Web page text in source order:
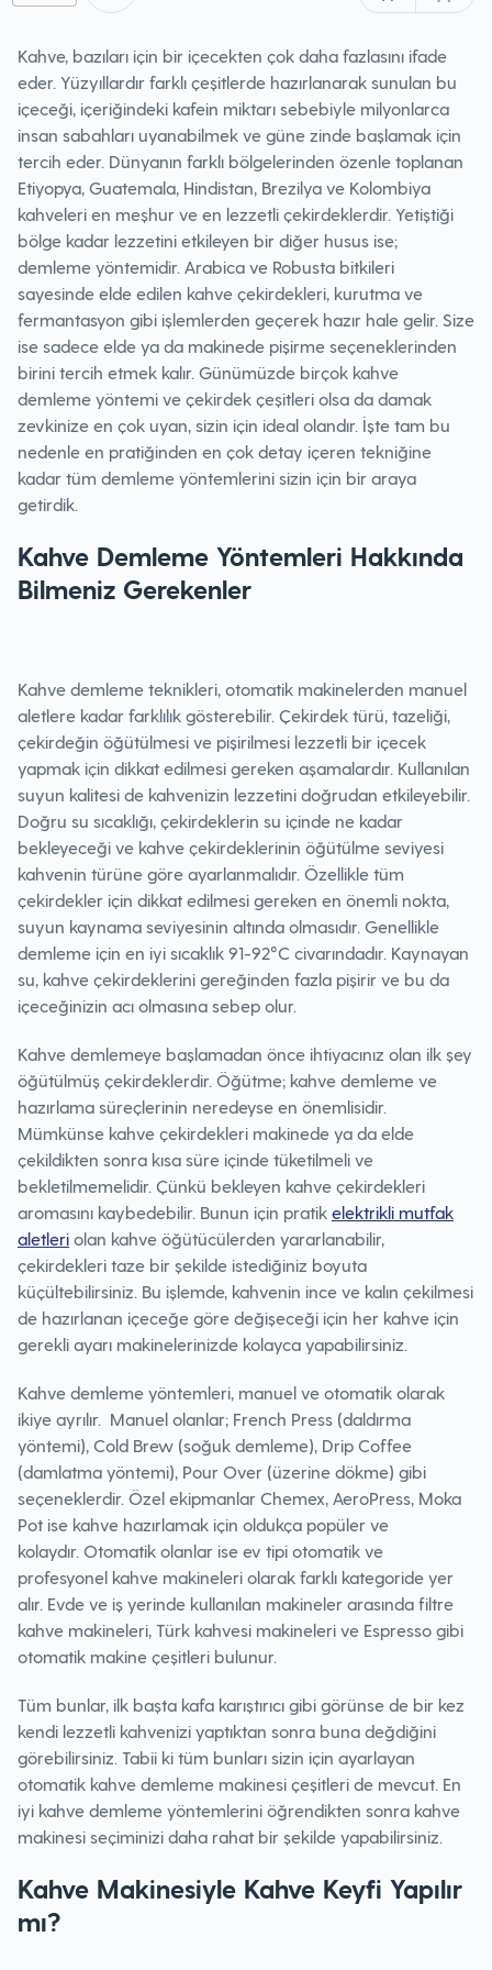
Kahve, bazıları için bir içecekten çok daha fazlasını ifade
eder. Yüzyıllardır farklı çeşitlerde hazırlanarak sunulan bu
içeceği, içeriğindeki kafein miktarı sebebiyle milyonlarca
insan sabahları uyanabilmek ve güne zinde başlamak için
tercih eder. Dünyanın farklı bölgelerinden özenle toplanan
Etiyopya, Guatemala, Hindistan, Brezilya ve Kolombiya
kahveleri en meşhur ve en lezzetli çekirdeklerdir. Yetiştiği
bölge kadar lezzetini etkileyen bir diğer husus ise;
demleme yöntemidir. Arabica ve Robusta bitkileri
sayesinde elde edilen kahve çekirdekleri, kurutma ve
fermantasyon gibi işlemlerden geçerek hazır hale gelir. Size
ise sadece elde ya da makinede pişirme seçeneklerinden
birini tercih etmek kalır. Günümüzde birçok kahve
demleme yöntemi ve çekirdek çeşitleri olsa da damak
zevkinize en çok uyan, sizin için ideal olandır. İşte tam bu
nedenle en pratiğinden en çok detay içeren tekniğine
kadar tüm demleme yöntemlerini sizin için bir araya
getirdik.
Kahve Demleme Yöntemleri Hakkında
Bilmeniz Gerekenler
Kahve demleme teknikleri, otomatik makinelerden manuel
aletlere kadar farklılık gösterebilir. Çekirdek türü, tazeliği,
çekirdeğin öğütülmesi ve pişirilmesi lezzetli bir içecek
yapmak için dikkat edilmesi gereken aşamalardır. Kullanılan
suyun kalitesi de kahvenizin lezzetini doğrudan etkileyebilir.
Doğru su sıcaklığı, çekirdeklerin su içinde ne kadar
bekleyeceği ve kahve çekirdeklerinin öğütülme seviyesi
kahvenin türüne göre ayarlanmalıdır. Özellikle tüm
çekirdekler için dikkat edilmesi gereken en önemli nokta,
suyun kaynama seviyesinin altında olmasıdır. Genellikle
demleme için en iyi sıcaklık 91-92°C civarındadır. Kaynayan
su, kahve çekirdeklerini gereğinden fazla pişirir ve bu da
içeceğinizin acı olmasına sebep olur.
Kahve demlemeye başlamadan önce ihtiyacınız olan ilk şey
öğütülmüş çekirdeklerdir. Öğütme; kahve demleme ve
hazırlama süreçlerinin neredeyse en önemlisidir.
Mümkünse kahve çekirdekleri makinede ya da elde
çekildikten sonra kısa süre içinde tüketilmeli ve
bekletilmemelidir. Çünkü bekleyen kahve çekirdekleri
aromasını kaybedebilir. Bunun için pratik elektrikli mutfak
aletleri olan kahve öğütücülerden yararlanabilir,
çekirdekleri taze bir şekilde istediğiniz boyuta
küçültebilirsiniz. Bu işlemde, kahvenin ince ve kalın çekilmesi
de hazırlanan içeceğe göre değişeceği için her kahve için
gerekli ayarı makinelerinizde kolayca yapabilirsiniz.
Kahve demleme yöntemleri, manuel ve otomatik olarak
ikiye ayrılır. Manuel olanlar; French Press (daldırma
yöntemi), Cold Brew (soğuk demleme), Drip Coffee
(damlatma yöntemi), Pour Over (üzerine dökme) gibi
seçeneklerdir. Özel ekipmanlar Chemex, AeroPress, Moka
Pot ise kahve hazırlamak için oldukça popüler ve
kolaydır. Otomatik olanlar ise ev tipi otomatik ve
profesyonel kahve makineleri olarak farklı kategoride yer
alır. Evde ve iş yerinde kullanılan makineler arasında filtre
kahve makineleri, Türk kahvesi makineleri ve Espresso gibi
otomatik makine çeşitleri bulunur.
Tüm bunlar, ilk başta kafa karıştırıcı gibi görünse de bir kez
kendi lezzetli kahvenizi yaptıktan sonra buna değdiğini
görebilirsiniz. Tabii ki tüm bunları sizin için ayarlayan
otomatik kahve demleme makinesi çeşitleri de mevcut. En
iyi kahve demleme yöntemlerini öğrendikten sonra kahve
makinesi seçiminizi daha rahat bir şekilde yapabilirsiniz.
Kahve Makinesiyle Kahve Keyfi Yapılır
mı?